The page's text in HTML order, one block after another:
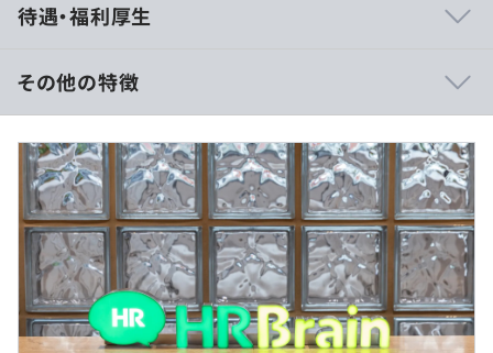
人事評価から人材データの管理・活用までワンストップで
戦略的な人事の意思決定を支えるクラウドサービス。
◆スキル管理クラウド『HRBrainスキル管理』
従業員のスキルを定量的に把握。
スキル定義から、一人ひとりの最適な育成をサポート。
◆アプリビルダー『HRBrain WorkSuite』
100社100通りの運用を実現。
始めやすいテンプレートと変幻自在なシステムにより、自
社の社員に寄り添ったシステムを構築。
待遇・福利厚生
月給625,000円〜1,042,000円
（内訳）
１ 基本給 （458,580円〜764,544円）
２ 固定残業手当 （45時間分相当 166,420円〜277,456
円）
※固定残業時間を超える時間外労働、休日労働及び深夜労
働に対しては別途割増給与支給
※ご経験・スキルを考慮し、マネージャー、もしくはセキ
ュリティスペシャリストとしての採用の場合は、上限
その他の特徴